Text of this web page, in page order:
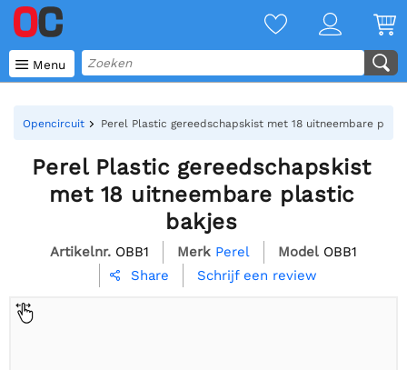
 Menu
Opencircuit Perel Plastic gereedschapskist met 18 uitneembare
Perel Plastic gereedschapskist
met 18 uitneembare plastic
bakjes
Artikelnr. OBB1 Merk Perel Model OBB1
 Share Schrijf een review